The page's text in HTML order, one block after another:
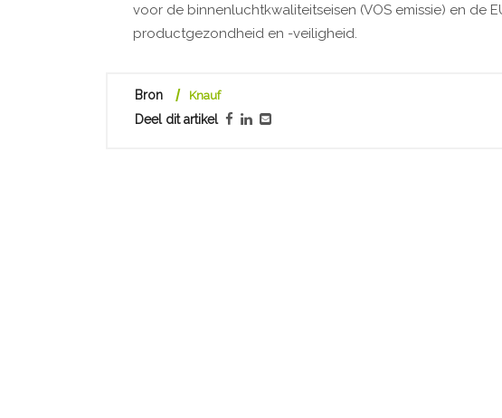
voor de binnenluchtkwaliteitseisen (VOS emissie) en de
productgezondheid en -veiligheid.
Bron Knauf
Deel dit artikel